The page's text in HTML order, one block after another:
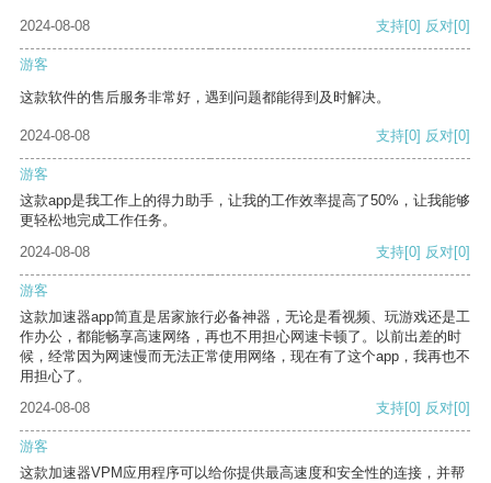
2024-08-08 支持[0] 反对[0]
游客
这款软件的售后服务非常好，遇到问题都能得到及时解决。
2024-08-08 支持[0] 反对[0]
游客
这款app是我工作上的得力助手，让我的工作效率提高了50%，让我能够
更轻松地完成工作任务。
2024-08-08
支持[0] 反对[0]
游客
这款加速器app简直是居家旅行必备神器，无论是看视频、玩游戏还是工
作办公，都能畅享高速网络，再也不用担心网速卡顿了。以前出差的时
候，经常因为网速慢而无法正常使用网络，现在有了这个app，我再也不
用担心了。
2024-08-08
支持[0] 反对[0]
游客
这款加速器VPM应用程序可以给你提供最高速度和安全性的连接，并帮